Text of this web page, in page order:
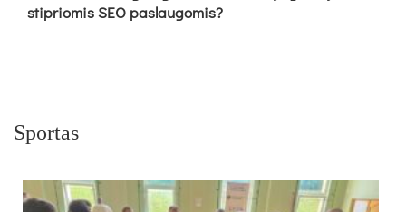
stipriomis SEO paslaugomis?
Sportas